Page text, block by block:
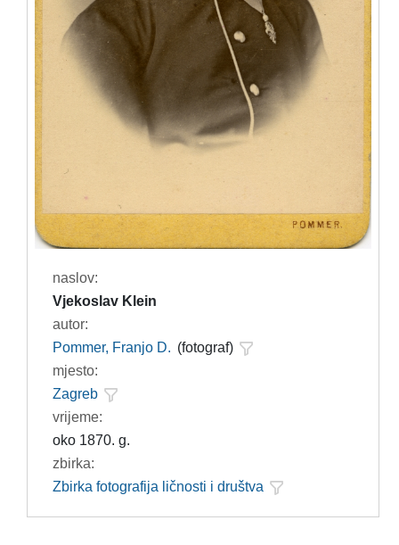
naslov:
Vjekoslav Klein
autor:
Pommer, Franjo D. (fotograf)
mjesto:
Zagreb
vrijeme:
oko 1870. g.
zbirka:
Zbirka fotografija ličnosti i društva